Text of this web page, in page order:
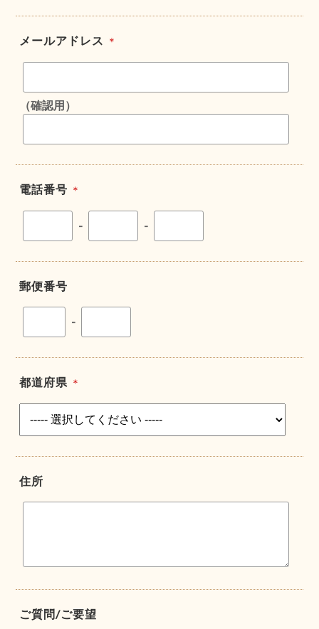
メールアドレス ＊
（確認用）
電話番号 ＊
- -
郵便番号
-
都道府県 ＊
住所
ご質問/ご要望